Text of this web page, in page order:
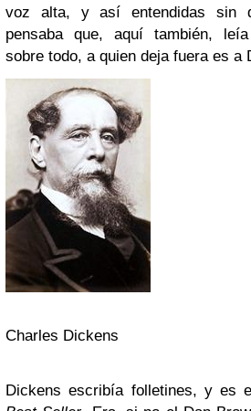
voz alta, y así entendidas sin
pensaba que, aquí también,
sobre todo, a quien deja fuera es a
Charles Dickens
Dickens escribía folletines, y es